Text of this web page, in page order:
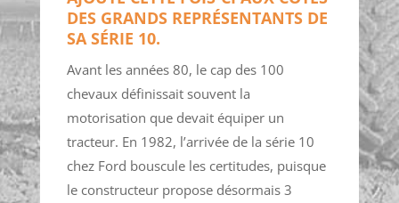
DES GRANDS REPRÉSENTANTS DE
SA SÉRIE 10.
Avant les années 80, le cap des 100
chevaux définissait souvent la
motorisation que devait équiper un
tracteur. En 1982, l’arrivée de la série 10
chez Ford bouscule les certitudes, puisque
le constructeur propose désormais 3